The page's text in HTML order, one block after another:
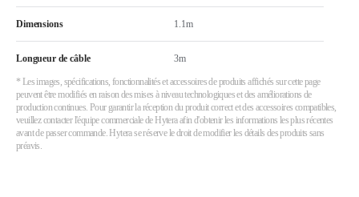
Dimensions 1.1m
Longueur de câble 3m
* Les images, spécifications, fonctionnalités et accessoires de produits affichés sur cette page
peuvent être modifiés en raison des mises à niveau technologiques et des améliorations de
production continues. Pour garantir la réception du produit correct et des accessoires compatibles,
veuillez contacter l'équipe commerciale de Hytera afin d'obtenir les informations les plus récentes
avant de passer commande. Hytera se réserve le droit de modifier les détails des produits sans
préavis.